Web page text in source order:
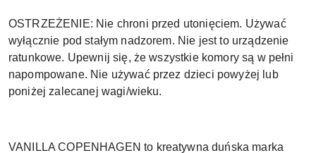
OSTRZEŻENIE: Nie chroni przed utonięciem. Używać
wyłącznie pod stałym nadzorem. Nie jest to urządzenie
ratunkowe. Upewnij się, że wszystkie komory są w pełni
napompowane. Nie używać przez dzieci powyżej lub
poniżej zalecanej wagi/wieku.
VANILLA COPENHAGEN to kreatywna duńska marka